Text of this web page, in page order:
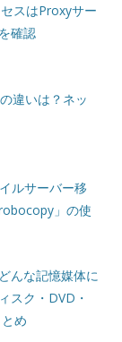
スはProxyサー
確認
違いは？ネッ
ルサーバー移
」の使
んな記憶媒体に
スク・DVD・
め